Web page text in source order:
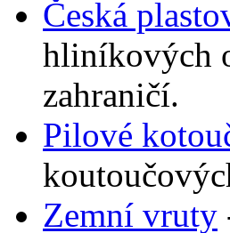
Česká
hliníkových
zahraničí.
Pilové
Zemní vruty